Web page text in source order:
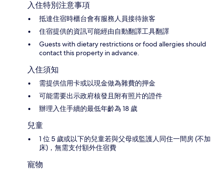
入住特別注意事項
抵達住宿時櫃台會有服務人員接待旅客
住宿提供的資訊可能經由自動翻譯工具翻譯
Guests with dietary restrictions or food allergies should
contact this property in advance.
入住須知
需提供信用卡或以現金做為雜費的押金
可能需要出示政府核發且附有照片的證件
辦理入住手續的最低年齡為 18 歲
兒童
1 位 5 歲或以下的兒童若與父母或監護人同住一間房 (不加
床)，無需支付額外住宿費
寵物